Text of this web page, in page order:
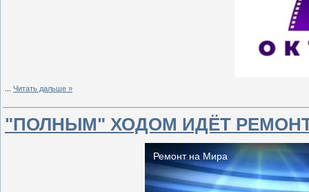
Читать дальше »
"ПОЛНЫМ" ХОДОМ ИДЁТ